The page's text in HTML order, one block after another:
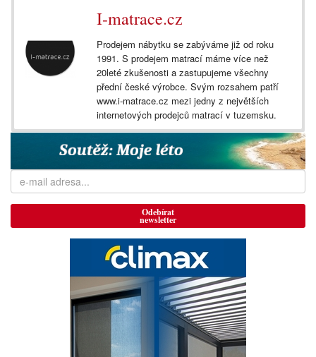
I-matrace.cz
Prodejem nábytku se zabýváme již od roku
1991. S prodejem matrací máme více než
20leté zkušenosti a zastupujeme všechny
přední české výrobce. Svým rozsahem patří
www.i-matrace.cz mezi jedny z největších
internetových prodejců matrací v tuzemsku.
Odebírat
newsletter